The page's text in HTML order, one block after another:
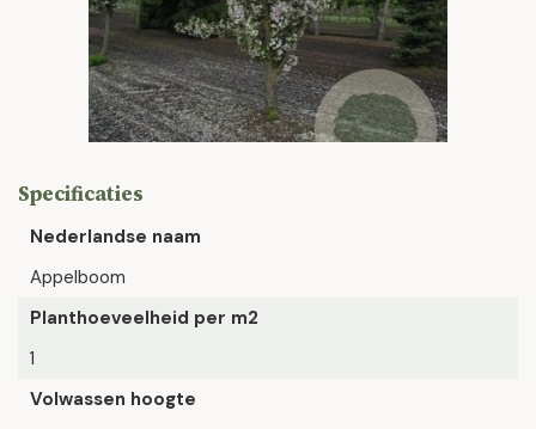
Specificaties
Nederlandse naam
Appelboom
Planthoeveelheid per m2
1
Volwassen hoogte